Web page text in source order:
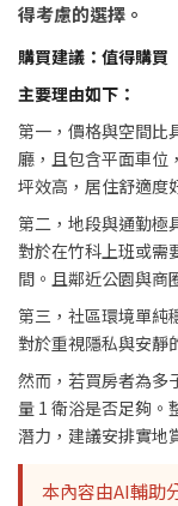
得考慮的選擇。
購買建議：值得購買
主要理由如下：
第一，價格與空間比
廳，且包含平面車位
坪效高，居住舒適度
第二，地段與通勤極
對於在竹科上班或需
間。且鄰近公園與商
第三，社區環境單純
對於重視隱私與安靜
然而，若買房者為多
量 1 衛浴是否足夠。
潛力，建議安排實地
本內容由AI輔助